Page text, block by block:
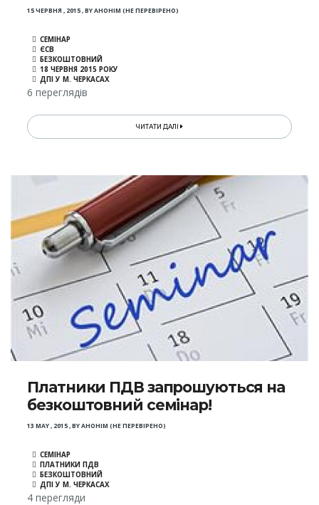
15 ЧЕРВНЯ , 2015,BYАНОНІМ (НЕ ПЕРЕВІРЕНО)
СЕМІНАР
ЄСВ
БЕЗКОШТОВНИЙ
18 ЧЕРВНЯ 2015 РОКУ
ДПІ У М. ЧЕРКАСАХ
6 переглядів
ЧИТАТИ ДАЛІ
Платники ПДВ запрошуються на
безкоштовний семінар!
13 MAY , 2015,BYАНОНІМ (НЕ ПЕРЕВІРЕНО)
СЕМІНАР
ПЛАТНИКИ ПДВ
БЕЗКОШТОВНИЙ
ДПІ У М. ЧЕРКАСАХ
4 перегляди